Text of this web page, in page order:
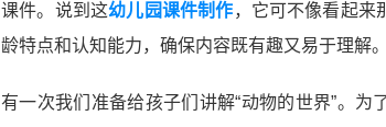
课件。说到这幼儿园课件制作，它可不像看起来
龄特点和认知能力，确保内容既有趣又易于理解。
有一次我们准备给孩子们讲解“动物的世界”。